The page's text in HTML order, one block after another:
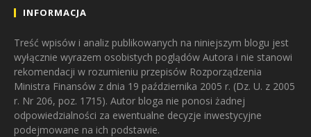
INFORMACJA
Treść wpisów i analiz publikowanych na niniejszym blogu jest
wyłącznie wyrazem osobistych poglądów Autora i nie stanowi
rekomendacji w rozumieniu przepisów Rozporządzenia
Ministra Finansów z dnia 19 października 2005 r. (Dz. U. z 2005
r. Nr 206, poz. 1715). Autor bloga nie ponosi żadnej
odpowiedzialności za ewentualne decyzje inwestycyjne
podejmowane na ich podstawie.